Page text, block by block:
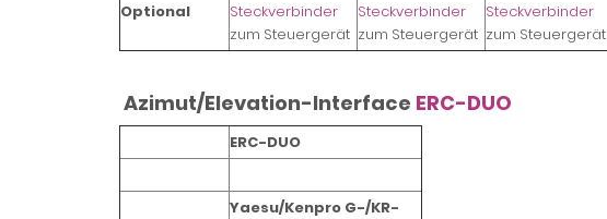
Optional
Steckverbinder
zum Steuergerät
Steckverbinder
zum Steuergerät
Steckverbinder
zum Steuergerät
Azimut/Elevation-Interface ERC-DUO
ERC-DUO
Yaesu/Kenpro G-/KR-